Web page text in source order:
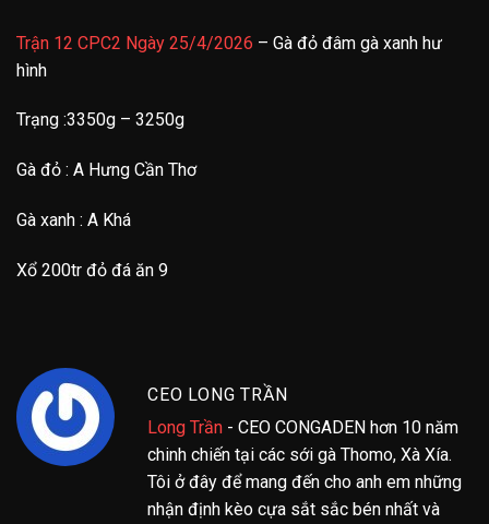
Trận 12 CPC2 Ngày 25/4/2026 – Gà đỏ đâm gà xanh hư
hình
Trạng :3350g – 3250g
Gà đỏ : A Hưng Cần Thơ
Gà xanh : A Khá
Xổ 200tr đỏ đá ăn 9
CEO LONG TRẦN
Long Trần - CEO CONGADEN hơn 10 năm
chinh chiến tại các sới gà Thomo, Xà Xía.
Tôi ở đây để mang đến cho anh em những
nhận định kèo cựa sắt sắc bén nhất và